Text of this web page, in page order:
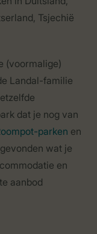
Tsjechië
(voormalige)
Landal-familie
dat je nog van
parken en
wat je
en
aanbod